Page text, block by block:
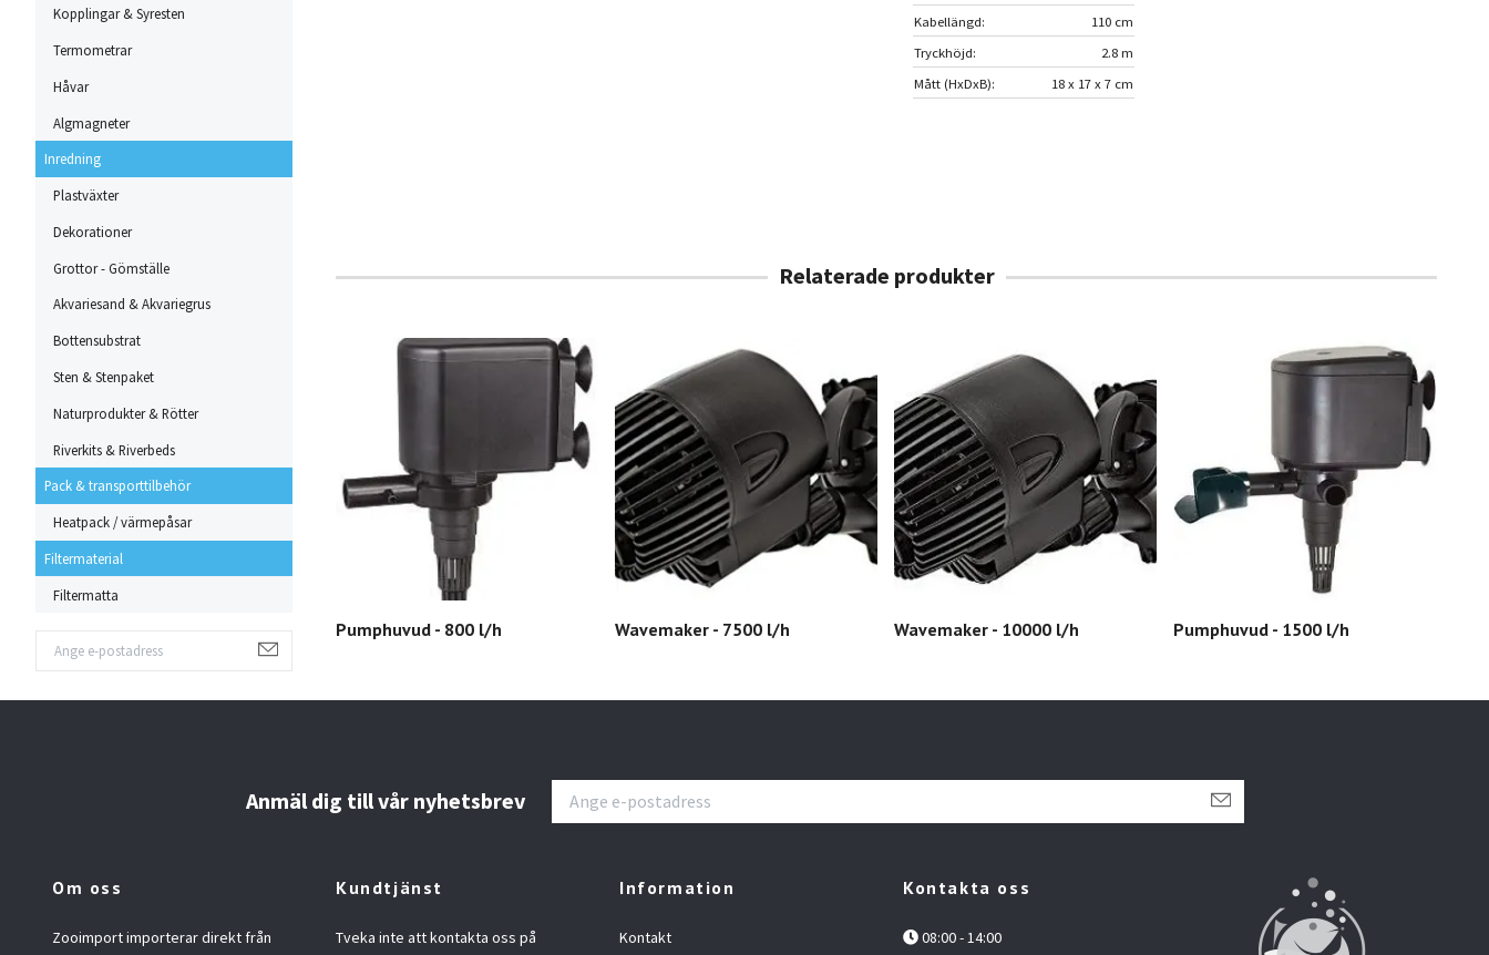
Kopplingar & Syresten
Termometrar
Håvar
Algmagneter
Inredning
Plastväxter
Dekorationer
Grottor - Gömställe
Akvariesand & Akvariegrus
Bottensubstrat
Sten & Stenpaket
Naturprodukter & Rötter
Riverkits & Riverbeds
Pack & transporttilbehör
Heatpack / värmepåsar
Filtermaterial
Filtermatta
Kabellängd:
110 cm
Tryckhöjd:
2.8 m
Mått (HxDxB):
18 x 17 x 7 cm
Pumphuvud - 800 l/h Wavemaker - 7500 l/h Wavemaker - 10000 l/h Pumphuvud - 1500 l/h
Anmäl dig till vår nyhetsbrev
Om oss
Zooimport importerar direkt från
Kundtjänst
Tveka inte att kontakta oss på
Information
Kontakt
Kontakta oss
08:00 - 14:00